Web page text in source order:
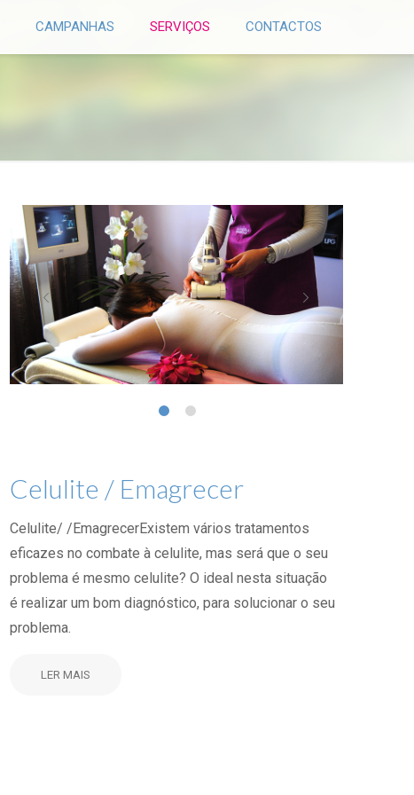
CAMPANHAS SERVIÇOS CONTACTOS
Celulite / Emagrecer
Celulite/ /EmagrecerExistem vários tratamentos
eficazes no combate à celulite, mas será que o seu
problema é mesmo celulite? O ideal nesta situação
é realizar um bom diagnóstico, para solucionar o seu
problema.
LER MAIS